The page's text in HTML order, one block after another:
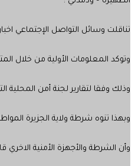
تناقلت وسائل التواصل الإجتماعي اخبار مفادها
وتوكد المعلومات الأولية من خلال
وذلك وفقا لتقارير لجنة أمن المحلية
وبهذا تنوه شرطة ولاية الجزيرة
وأن الشرطة والأجهزة الأمنية الاخري